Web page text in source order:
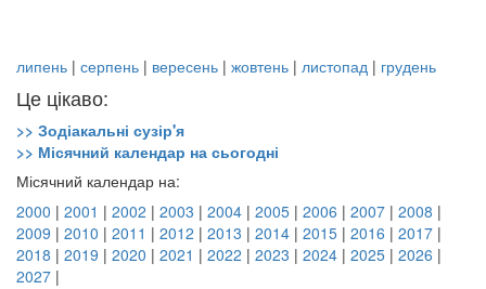
липень | серпень | вересень | жовтень | листопад | грудень
Це цікаво:
>> Зодіакальні сузір'я
>> Місячний календар на сьогодні
Місячний календар на:
2000 | 2001 | 2002 | 2003 | 2004 | 2005 | 2006 | 2007 | 2008 |
2009 | 2010 | 2011 | 2012 | 2013 | 2014 | 2015 | 2016 | 2017 |
2018 | 2019 | 2020 | 2021 | 2022 | 2023 | 2024 | 2025 | 2026 |
2027 |